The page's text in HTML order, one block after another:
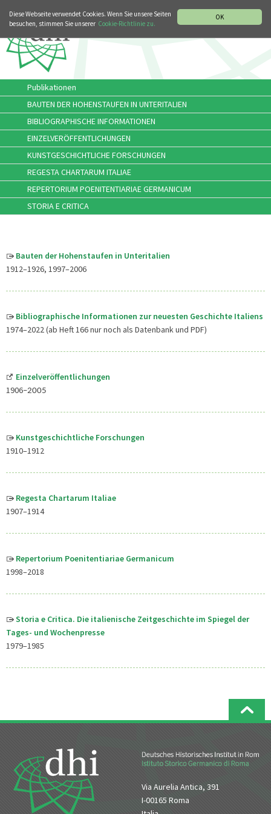
OK
Diese Webseite verwendet Cookies. Wenn Sie unsere Seiten
besuchen, stimmen Sie unserer Cookie-Richtlinie zu.
Publikationen
BAUTEN DER HOHENSTAUFEN IN UNTERITALIEN
BIBLIOGRAPHISCHE INFORMATIONEN
EINZELVERÖFFENTLICHUNGEN
KUNSTGESCHICHTLICHE FORSCHUNGEN
REGESTA CHARTARUM ITALIAE
REPERTORIUM POENITENTIARIAE GERMANICUM
STORIA E CRITICA
Bauten der Hohenstaufen in Unteritalien
1912–1926, 1997–2006
Bibliographische Informationen zur neuesten Geschichte Italiens
1974–2022 (ab Heft 166 nur noch als Datenbank und PDF)
Einzelveröffentlichungen
1906–2005
Kunstgeschichtliche Forschungen
1910–1912
Regesta Chartarum Italiae
1907–1914
Repertorium Poenitentiariae Germanicum
1998–2018
Storia e Critica. Die italienische Zeitgeschichte im Spiegel der
Tages- und Wochenpresse
1979–1985
Via Aurelia Antica, 391
I-00165 Roma